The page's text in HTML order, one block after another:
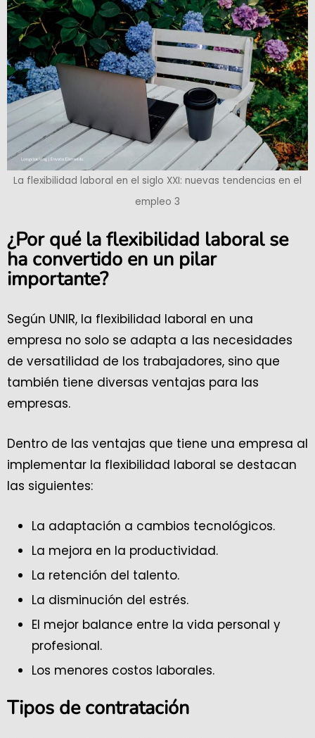
La flexibilidad laboral en el siglo XXI: nuevas tendencias en el
empleo 3
¿Por qué la flexibilidad laboral se
ha convertido en un pilar
importante?
Según UNIR, la flexibilidad laboral en una
empresa no solo se adapta a las necesidades
de versatilidad de los trabajadores, sino que
también tiene diversas ventajas para las
empresas.
Dentro de las ventajas que tiene una empresa al
implementar la flexibilidad laboral se destacan
las siguientes:
La adaptación a cambios tecnológicos.
La mejora en la productividad.
La retención del talento.
La disminución del estrés.
El mejor balance entre la vida personal y
profesional.
Los menores costos laborales.
Tipos de contratación